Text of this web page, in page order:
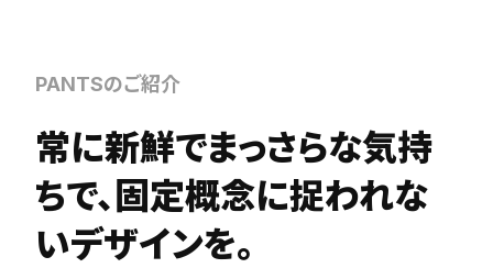
ウェブサイト管理、運営
フード＆ドリンク
スポーツ
教育
PANTSのご紹介
常に新鮮でまっさらな気持
ちで、固定概念に捉われな
いデザインを。